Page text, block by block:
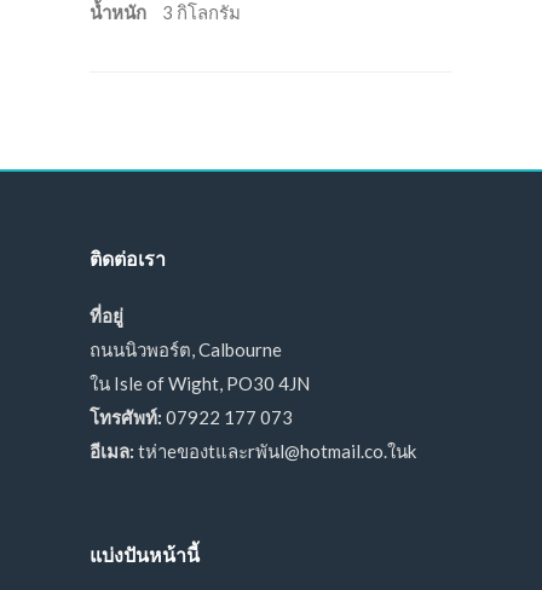
น้ำหนัก 3 กิโลกรัม
ติดต่อเรา
ที่อยู่
ถนนนิวพอร์ต, Calbourne
ใน Isle of Wight, PO30 4JN
โทรศัพท์: 07922 177 073
อีเมล: tห่าeของtและrพันl@hotmail.co.ในk
แบ่งปันหน้านี้